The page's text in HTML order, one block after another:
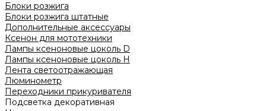
Блоки розжига
Блоки розжига штатные
Дополнительные аксессуары
Ксенон для мототехники
Лампы ксеноновые цоколь D
Лампы ксеноновые цоколь H
Лента светоотражающая
Люминометр
Переходники прикуривателя
Подсветка декоративная